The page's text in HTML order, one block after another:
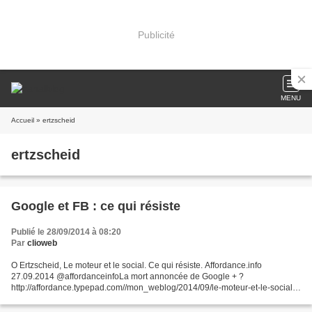
Publicité
MENU
Accueil » ertzscheid
ertzscheid
Google et FB : ce qui résiste
Publié le 28/09/2014 à 08:20
Par clioweb
O Ertzscheid, Le moteur et le social. Ce qui résiste. Affordance.info
27.09.2014 @affordanceinfoLa mort annoncée de Google + ?
http://affordance.typepad.com//mon_weblog/2014/09/le-moteur-et-le-social-